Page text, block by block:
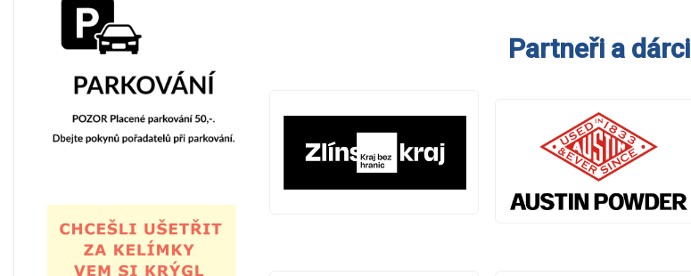
Partneři a dárci